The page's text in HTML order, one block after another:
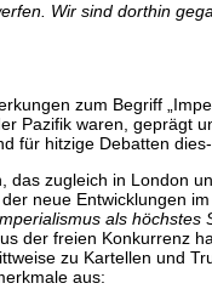
Wir sind dorthin
zum Begriff
Pazifik waren, geprägt
hitzige Debatten
das zugleich in London
neue Entwicklungen
als höchstes
der freien Konkurrenz
zu Kartellen und
aus: